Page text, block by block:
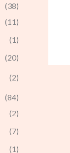
(38)
(11)
(1)
(20)
(2)
(84)
(2)
(7)
(1)